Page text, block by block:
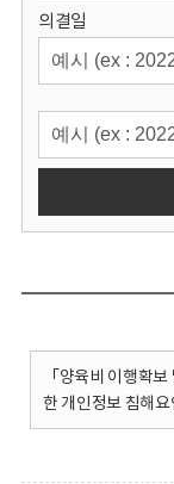
의결일
「양육비 이행확
한 개인정보 침해